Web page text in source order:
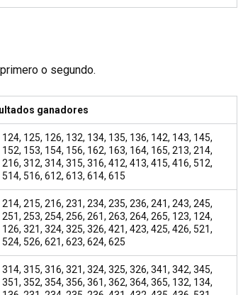
o segundo.
ganadores
124, 125, 126, 132, 134, 135, 136, 142, 143, 145,
152, 153, 154, 156, 162, 163, 164, 165, 213, 214,
216, 312, 314, 315, 316, 412, 413, 415, 416, 512,
514, 516, 612, 613, 614, 615
214, 215, 216, 231, 234, 235, 236, 241, 243, 245,
251, 253, 254, 256, 261, 263, 264, 265, 123, 124,
126, 321, 324, 325, 326, 421, 423, 425, 426, 521,
524, 526, 621, 623, 624, 625
314, 315, 316, 321, 324, 325, 326, 341, 342, 345,
351, 352, 354, 356, 361, 362, 364, 365, 132, 134,